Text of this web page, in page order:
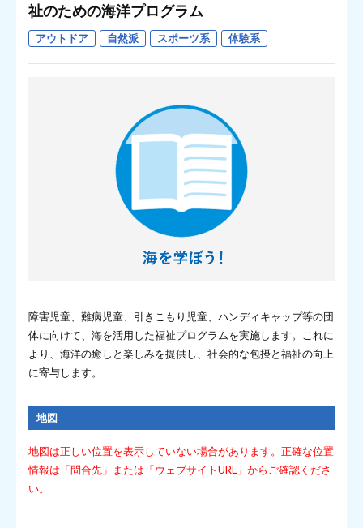
祉のための海洋プログラム
アウトドア 自然派 スポーツ系 体験系
障害児童、難病児童、引きこもり児童、ハンディキャップ等の団
体に向けて、海を活用した福祉プログラムを実施します。これに
より、海洋の癒しと楽しみを提供し、社会的な包摂と福祉の向上
に寄与します。
地図
地図は正しい位置を表示していない場合があります。正確な位置
情報は「問合先」または「ウェブサイトURL」からご確認くださ
い。